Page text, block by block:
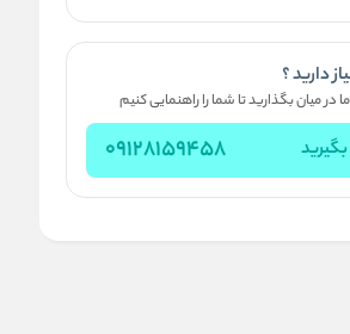
دارید ؟
در میان بگذارید تا شما را راهنمایی کنیم
09128159458